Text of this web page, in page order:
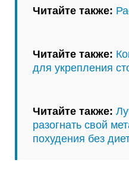
Читайте также:
Читайте также:
для укрепления
Читайте также:
разогнать свой
похудения без